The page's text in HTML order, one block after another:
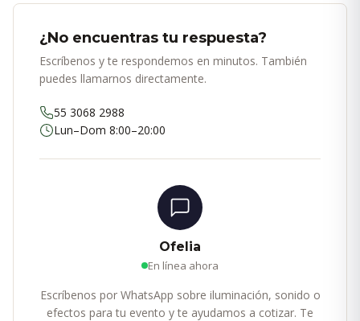
¿No encuentras tu respuesta?
Escríbenos y te respondemos en minutos. También
puedes llamarnos directamente.
55 3068 2988
Lun–Dom 8:00–20:00
Ofelia
En línea ahora
Escríbenos por WhatsApp sobre iluminación, sonido o
efectos para tu evento y te ayudamos a cotizar. Te